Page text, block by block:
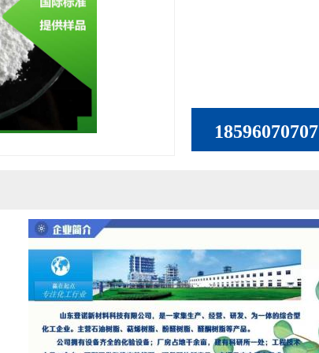
18596070707